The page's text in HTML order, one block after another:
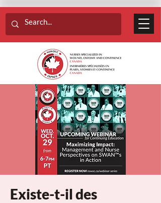
Existe-t-il des